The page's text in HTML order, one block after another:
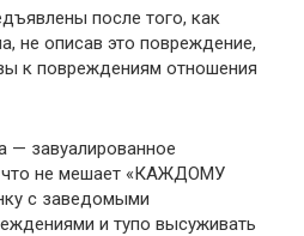
после того, как
не описав это повреждение,
к повреждениям отношения
— завуалированное
что не мешает «КАЖДОМУ
с заведомыми
и тупо высуживать